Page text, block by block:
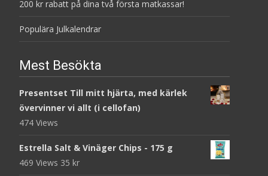
200 kr rabatt på dina två första matkassar!
Populära Julkalendrar
Mest Besökta
Presentset Till mitt hjärta, med kärlek
övervinner vi allt (i cellofan)
474 Views
Estrella Salt & Vinäger Chips - 175 g
469 Views 35 kr